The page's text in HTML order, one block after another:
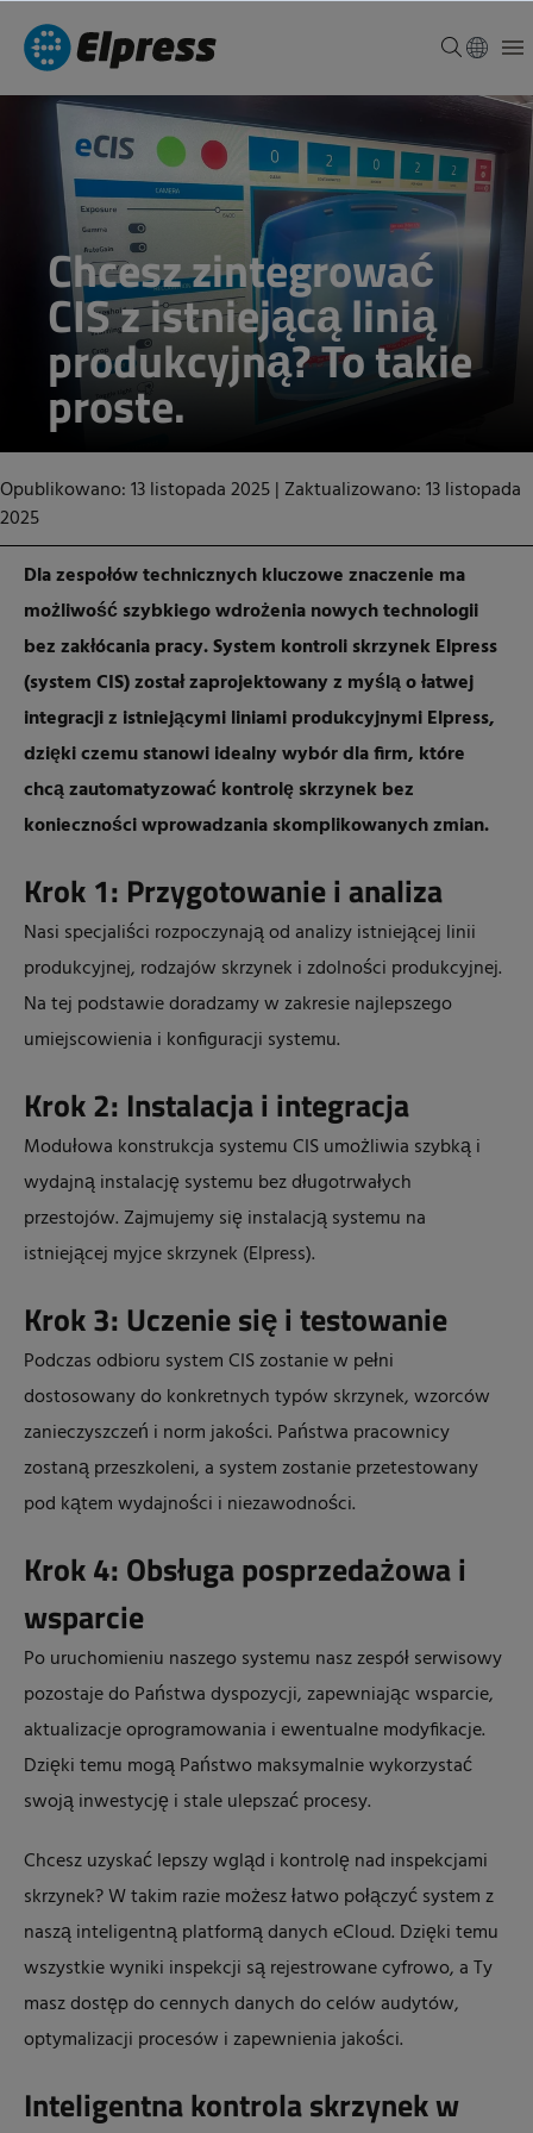
Chcesz zintegrować
CIS z istniejącą linią
produkcyjną? To takie
proste.
Opublikowano: 13 listopada 2025| Zaktualizowano: 13 listopada
2025
Dla zespołów technicznych kluczowe znaczenie ma
możliwość szybkiego wdrożenia nowych technologii
bez zakłócania pracy. System kontroli skrzynek Elpress
(system CIS) został zaprojektowany z myślą o łatwej
integracji z istniejącymi liniami produkcyjnymi Elpress,
dzięki czemu stanowi idealny wybór dla firm, które
chcą zautomatyzować kontrolę skrzynek bez
konieczności wprowadzania skomplikowanych zmian.
Krok 1: Przygotowanie i analiza
Nasi specjaliści rozpoczynają od analizy istniejącej linii
produkcyjnej, rodzajów skrzynek i zdolności produkcyjnej.
Na tej podstawie doradzamy w zakresie najlepszego
umiejscowienia i konfiguracji systemu.
Krok 2: Instalacja i integracja
Modułowa konstrukcja systemu CIS umożliwia szybką i
wydajną instalację systemu bez długotrwałych
przestojów. Zajmujemy się instalacją systemu na
istniejącej myjce skrzynek (Elpress).
Krok 3: Uczenie się i testowanie
Podczas odbioru system CIS zostanie w pełni
dostosowany do konkretnych typów skrzynek, wzorców
zanieczyszczeń i norm jakości. Państwa pracownicy
zostaną przeszkoleni, a system zostanie przetestowany
pod kątem wydajności i niezawodności.
Krok 4: Obsługa posprzedażowa i
wsparcie
Po uruchomieniu naszego systemu nasz zespół serwisowy
pozostaje do Państwa dyspozycji, zapewniając wsparcie,
aktualizacje oprogramowania i ewentualne modyfikacje.
Dzięki temu mogą Państwo maksymalnie wykorzystać
swoją inwestycję i stale ulepszać procesy.
Chcesz uzyskać lepszy wgląd i kontrolę nad inspekcjami
skrzynek? W takim razie możesz łatwo połączyć system z
naszą inteligentną platformą danych eCloud. Dzięki temu
wszystkie wyniki inspekcji są rejestrowane cyfrowo, a Ty
masz dostęp do cennych danych do celów audytów,
optymalizacji procesów i zapewnienia jakości.
Inteligentna kontrola skrzynek w